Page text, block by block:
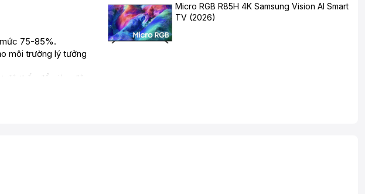
75-85%.
môi trường lý tưởng
độ thấp để giảm độ
mức ẩm tối ưu khi
mốc, vi khuẩn, hạn
Micro RGB R85H 4K Samsung Vision AI Smart
TV (2026)